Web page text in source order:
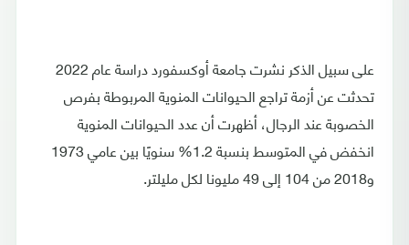
على سبيل الذكر نشرت جامعة أوكسفورد دراسة عام 2022
تحدثت عن أزمة تراجع الحيوانات المنوية المربوطة بفرص
الخصوبة عند الرجال، أظهرت أن عدد الحيوانات المنوية
انخفض في المتوسط بنسبة 1.2% سنويًا بين عامي 1973
و2018 من 104 إلى 49 مليونا لكل مليلتر.